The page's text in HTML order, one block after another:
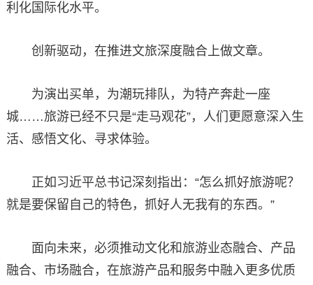
利化国际化水平。
创新驱动，在推进文旅深度融合上做文章。
为演出买单，为潮玩排队，为特产奔赴一座
城……旅游已经不只是“走马观花”，人们更愿意深入生
活、感悟文化、寻求体验。
正如习近平总书记深刻指出：“怎么抓好旅游呢？
就是要保留自己的特色，抓好人无我有的东西。”
面向未来，必须推动文化和旅游业态融合、产品
融合、市场融合，在旅游产品和服务中融入更多优质